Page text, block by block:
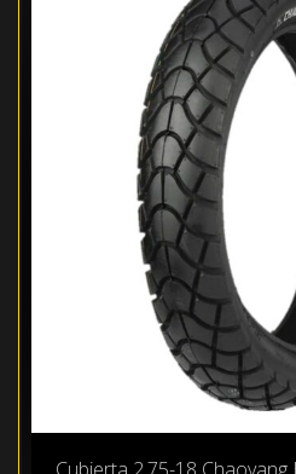
Cubierta 2.75-18